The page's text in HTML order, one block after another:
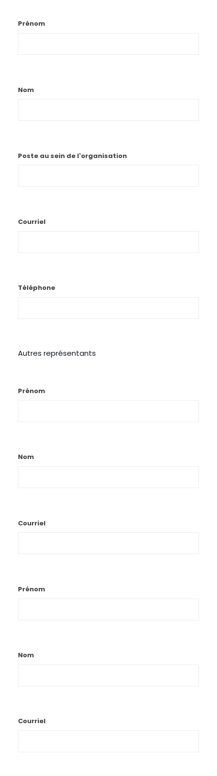
Prénom
Nom
Poste au sein de l'organisation
Courriel
Téléphone
Autres représentants
Prénom
Nom
Courriel
Prénom
Nom
Courriel